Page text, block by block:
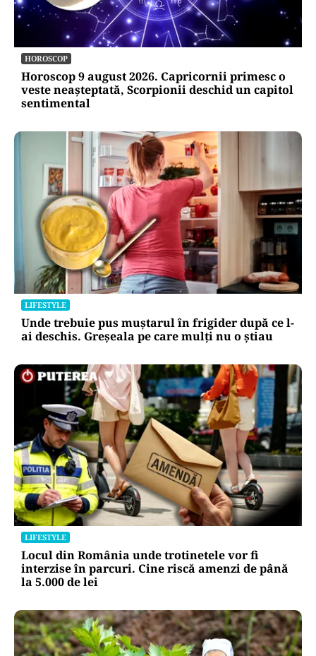
HOROSCOP
Horoscop 9 august 2026. Capricornii primesc o
veste neașteptată, Scorpionii deschid un capitol
sentimental
LIFESTYLE
Unde trebuie pus muștarul în frigider după ce l-
ai deschis. Greșeala pe care mulți nu o știau
LIFESTYLE
Locul din România unde trotinetele vor fi
interzise în parcuri. Cine riscă amenzi de până
la 5.000 de lei